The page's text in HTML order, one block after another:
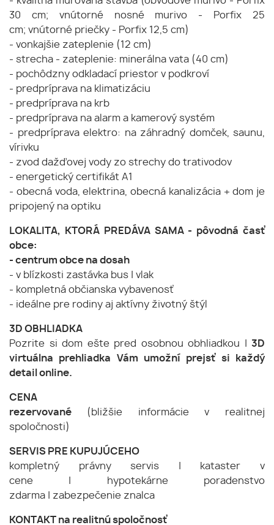
30 cm; vnútorné nosné murivo - Porfix 25
cm; vnútorné priečky - Porfix 12,5 cm)
- vonkajšie zateplenie (12 cm)
- strecha - zateplenie: minerálna vata (40 cm)
- pochôdzny odkladací priestor v podkroví
- predpríprava na klimatizáciu
- predpríprava na krb
- predpríprava na alarm a kamerový systém
- predpríprava elektro: na záhradný domček, saunu,
vírivku
- zvod dažďovej vody zo strechy do trativodov
- energetický certifikát A1
- obecná voda, elektrina, obecná kanalizácia + dom je
pripojený na optiku
LOKALITA, KTORÁ PREDÁVA SAMA - pôvodná časť
obce:
- centrum obce na dosah
- v blízkosti zastávka bus | vlak
- kompletná občianska vybavenosť
- ideálne pre rodiny aj aktívny životný štýl
3D OBHLIADKA
Pozrite si dom ešte pred osobnou obhliadkou | 3D
virtuálna prehliadka Vám umožní prejsť si každý
detail online.
CENA
rezervované
(bližšie informácie v realitnej
spoločnosti)
SERVIS PRE KUPUJÚCEHO
kompletný právny servis | kataster v
cene | hypotekárne poradenstvo
zdarma | zabezpečenie znalca
KONTAKT na realitnú spoločnosť